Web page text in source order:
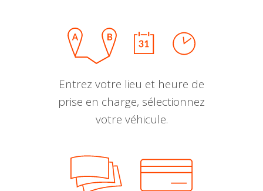
Entrez votre lieu et heure de
prise en charge, sélectionnez
votre véhicule.